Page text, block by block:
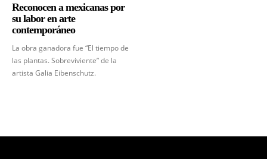
Reconocen a mexicanas por
su labor en arte
contemporáneo
La obra ganadora fue “El tiempo de
las plantas. Sobreviviente” de la
artista Galia Eibenschutz.